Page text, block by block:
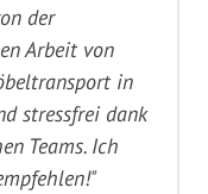
der
Arbeit von
in
stressfrei dank
Teams. Ich